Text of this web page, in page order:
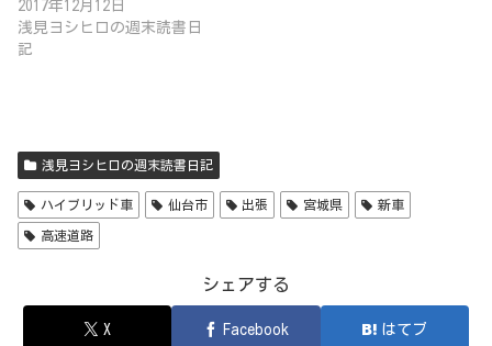
2017年12月12日
浅見ヨシヒロの週末読書日
記
浅見ヨシヒロの週末読書日記
ハイブリッド車 仙台市 出張 宮城県 新車
高速道路
シェアする
X Facebook はてブ